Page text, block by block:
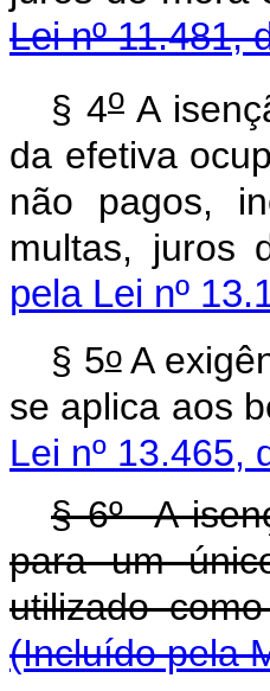
Lei nº 11.481,
§ 4o A
da efetiva
não pagos,
multas, juros
pela Lei nº
§ 5oA
se aplica
Lei nº 13.465,
§ 6º A
para um
utilizado
(Incluído pela